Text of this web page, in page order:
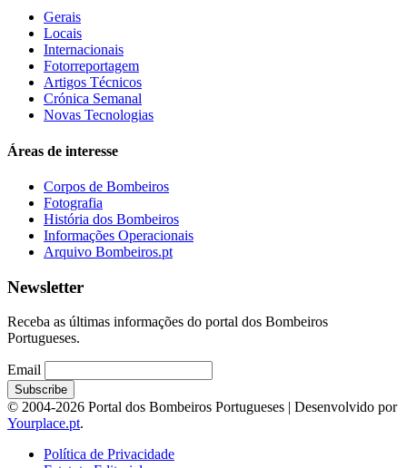
Gerais
Locais
Internacionais
Fotorreportagem
Artigos Técnicos
Crónica Semanal
Novas Tecnologias
Áreas de interesse
Corpos de Bombeiros
Fotografia
História dos Bombeiros
Informações Operacionais
Arquivo Bombeiros.pt
Newsletter
Receba as últimas informações do portal dos Bombeiros
Portugueses.
Email
© 2004-2026 Portal dos Bombeiros Portugueses | Desenvolvido por
Yourplace.pt.
Política de Privacidade